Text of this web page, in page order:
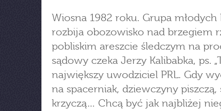
Wiosna 1982 roku. Grupa młodych
rozbija obozowisko nad brzegiem
pobliskim areszcie śledczym na
sądowy czeka Jerzy Kalibabka, ps.
największy uwodziciel PRL. Gdy
na spacerniak, dziewczyny piszczą,
krzyczą… Chcą być jak najbliżej